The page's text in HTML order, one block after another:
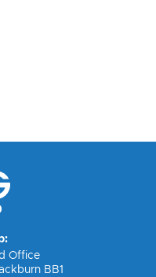
en de
Office
BB1